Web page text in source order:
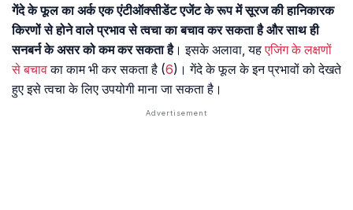
गेंदे के फूल का अर्क एक एंटीऑक्सीडेंट एजेंट के रूप में सूरज की हानिकारक
किरणों से होने वाले प्रभाव से त्वचा का बचाव कर सकता है और साथ ही
सनबर्न के असर को कम कर सकता है। इसके अलावा, यहएजिंग के लक्षणों
से बचावका काम भी कर सकता है (6)। गेंदे के फूल के इन प्रभावों को देखते
हुए इसे त्वचा के लिए उपयोगी माना जा सकता है।